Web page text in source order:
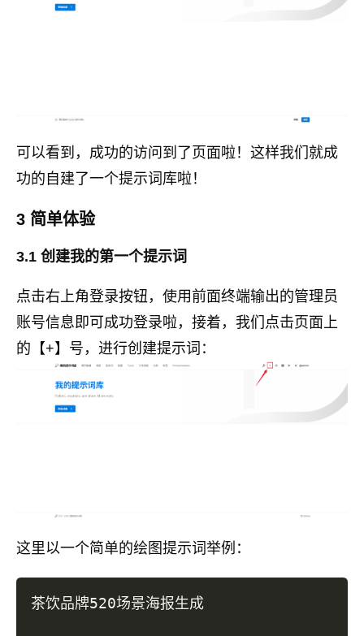
可以看到，成功的访问到了页面啦！这样我们就成
功的自建了一个提示词库啦！
3 简单体验
3.1 创建我的第一个提示词
点击右上角登录按钮，使用前面终端输出的管理员
账号信息即可成功登录啦，接着，我们点击页面上
的【+】号，进行创建提示词：
这里以一个简单的绘图提示词举例：
茶饮品牌520场景海报生成